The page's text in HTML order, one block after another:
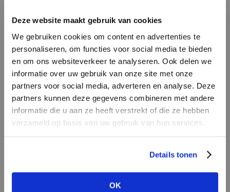
Deze website maakt gebruik van cookies
We gebruiken cookies om content en advertenties te
personaliseren, om functies voor social media te bieden
en om ons websiteverkeer te analyseren. Ook delen we
informatie over uw gebruik van onze site met onze
partners voor social media, adverteren en analyse. Deze
partners kunnen deze gegevens combineren met andere
informatie die u aan ze heeft verstrekt of die ze hebben
verzameld op basis van uw gebruik van hun services.
Details tonen
OK
INLOGGEN
Wachtwoord
INLOGGEN
NOG GEEN ACCOUNT?
MERK
Aaiko
PENN&INK N.Y
MERK
MERK